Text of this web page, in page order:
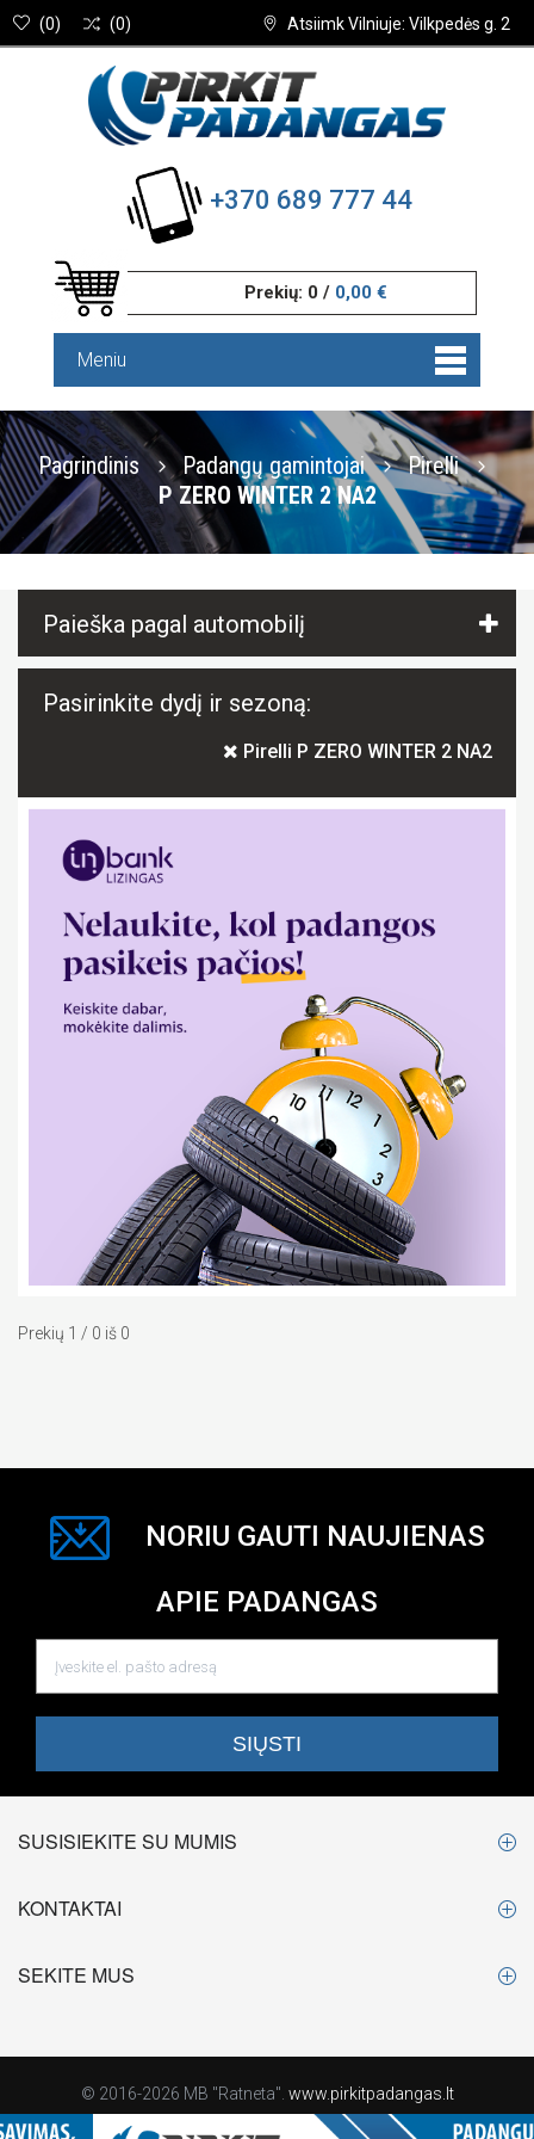
Atsiimk Vilniuje: Vilkpedės g. 2
(0) (0)
+370 689 777 44
Prekių: 0 / 0,00 €
Meniu
Pagrindinis Padangų gamintojai
Pirelli
P ZERO WINTER 2 NA2
Paieška pagal automobilį
Pasirinkite dydį ir sezoną:
Pirelli P ZERO WINTER 2 NA2
Prekių 1 / 0 iš 0
NORIU GAUTI NAUJIENAS
APIE PADANGAS
SUSISIEKITE SU MUMIS
KONTAKTAI
SEKITE MUS
© 2016-2026 MB "Ratneta". www.pirkitpadangas.lt